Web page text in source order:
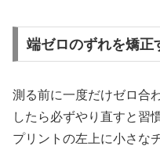
端ゼロのずれを矯正
測る前に一度だけゼロ合
したら必ずやり直すと習
プリントの左上に小さな